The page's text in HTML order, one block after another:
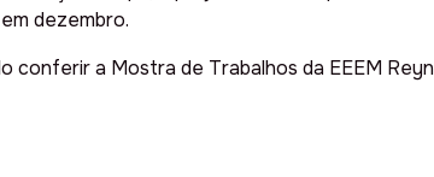
dezembro.
a Mostra de Trabalhos da EEEM